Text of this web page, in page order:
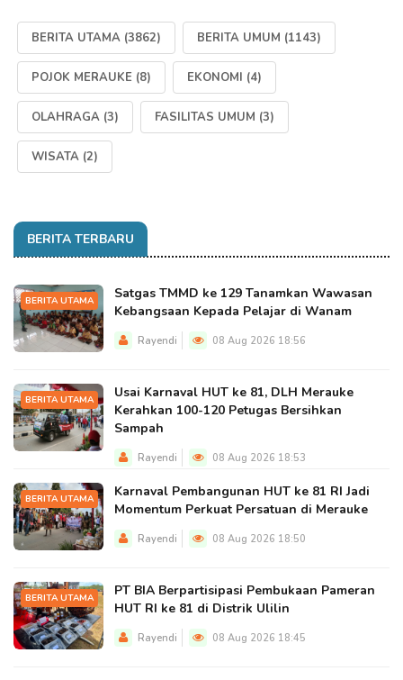
BERITA UTAMA (3862) BERITA UMUM (1143)
POJOK MERAUKE (8) EKONOMI (4)
OLAHRAGA (3) FASILITAS UMUM (3)
WISATA (2)
BERITA TERBARU
BERITA UTAMA
Satgas TMMD ke 129 Tanamkan Wawasan
Kebangsaan Kepada Pelajar di Wanam
Rayendi 08 Aug 2026 18:56
BERITA UTAMA
Usai Karnaval HUT ke 81, DLH Merauke
Kerahkan 100-120 Petugas Bersihkan
Sampah
Rayendi 08 Aug 2026 18:53
BERITA UTAMA
Karnaval Pembangunan HUT ke 81 RI Jadi
Momentum Perkuat Persatuan di Merauke
Rayendi 08 Aug 2026 18:50
BERITA UTAMA
PT BIA Berpartisipasi Pembukaan Pameran
HUT RI ke 81 di Distrik Ulilin
Rayendi 08 Aug 2026 18:45